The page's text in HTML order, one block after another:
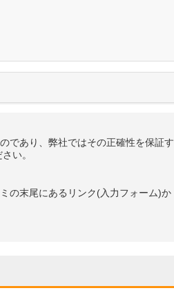
であり、弊社ではその正確性を保証す
い。
の末尾にあるリンク(入力フォーム)か